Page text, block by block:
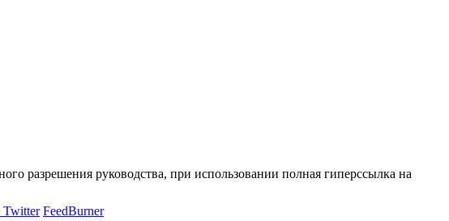
разрешения руководства, при использовании полная гиперссылка на
FeedBurner